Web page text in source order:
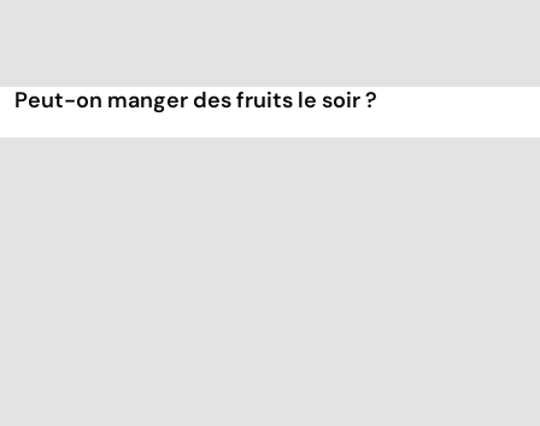
Peut-on manger des fruits le soir ?